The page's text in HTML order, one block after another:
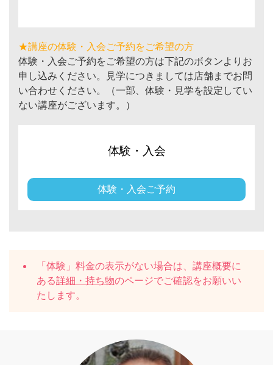
★講座の体験・入会ご予約をご希望の方
体験・入会ご予約をご希望の方は下記のボタンよりお
申し込みください。見学につきましては店舗までお問
い合わせください。（一部、体験・見学を設定してい
ない講座がございます。）
体験・入会
体験・入会ご予約
「体験」料金の表示がない場合は、講座概要に
ある詳細・持ち物のページでご確認をお願いい
たします。